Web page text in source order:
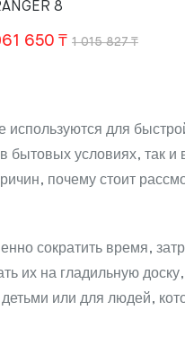
8
1 015 827₸
827 ₸.
650 ₸
для
бытовых условиях, так
почему стоит
сократить время,
их на гладильную
или для людей,